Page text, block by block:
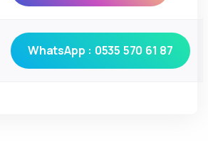
WhatsApp : 0535 570 61 87